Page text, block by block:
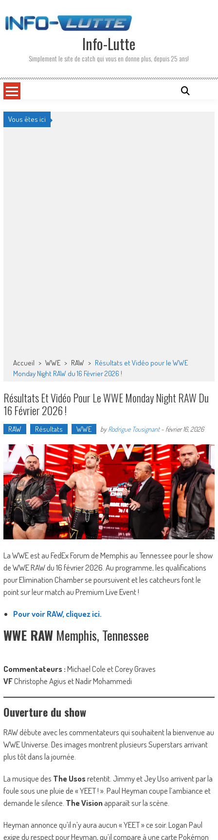
to
content
Info-Lutte
Simplement le site de catch qui vous en donne plus, depuis 25 ans!
Vous êtes ici
Accueil > WWE > RAW > Résultats et Vidéo pour le WWE
Monday Night RAW du 16 Février 2026 !
Résultats Et Vidéo Pour Le WWE Monday Night RAW Du
16 Février 2026 !
RAW Résultats WWE byRodrigue Tousignant- février 16, 2026
La WWE est au FedEx Forum de Memphis au Tennessee pour le show
de WWE RAW du 16 février 2026. Au programme, les qualifications
pour Elimination Chamber se poursuivent et les catcheurs font le
point sur leur match au Premium Live Event !
Pour voir RAW, cliquez ici.
WWE RAWMemphis, Tennessee
Commentateurs :Michael Cole et Corey Graves
VFChristophe Agius et Nadir Mohammedi
Ouverture du show
RAW débute avec les commentateurs qui souhaitent la bienvenue au
WWE Universe. Des images montrent plusieurs Superstars arrivant
plus tôt dans la journée.
La musique des The Usosretentit. Jimmy et Jey Uso arrivent par la
foule sous une pluie de « YEET ! ». Paul Heyman coupe l’ambiance et
demande le silence. The Visionapparaît sur la scène.
Heyman annonce qu’il n’y aura aucun « YEET » ce soir. Logan Paul
exige du respect pour Heyman, qu’il compare à une carte Pokémon